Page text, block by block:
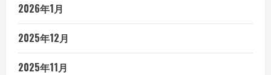
2026年1月
2025年12月
2025年11月